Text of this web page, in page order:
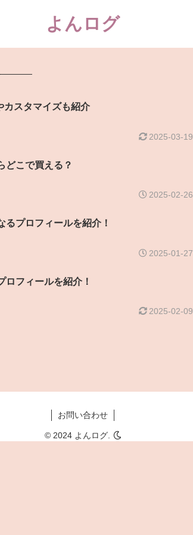
よんログ
カスタマイズも紹介
2025-03-19
どこで買える？
2025-02-26
プロフィールを紹介！
2025-01-27
フィールを紹介！
2025-02-09
お問い合わせ
© 2024 よんログ.